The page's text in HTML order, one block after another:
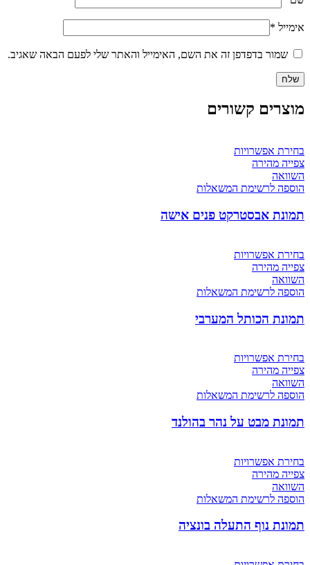
אימייל *
שמור בדפדפן זה את השם, האימייל והאתר שלי לפעם הבאה שאגיב.
מוצרים קשורים
בחירת אפשרויות
צפייה מהירה
השוואה
הוספה לרשימת המשאלות
תמונת אבסטרקט פנים אישה
בחירת אפשרויות
צפייה מהירה
השוואה
הוספה לרשימת המשאלות
תמונת הכותל המערבי
בחירת אפשרויות
צפייה מהירה
השוואה
הוספה לרשימת המשאלות
תמונת מבט על נהר בהולנד
בחירת אפשרויות
צפייה מהירה
השוואה
הוספה לרשימת המשאלות
תמונת נוף התעלה בונציה